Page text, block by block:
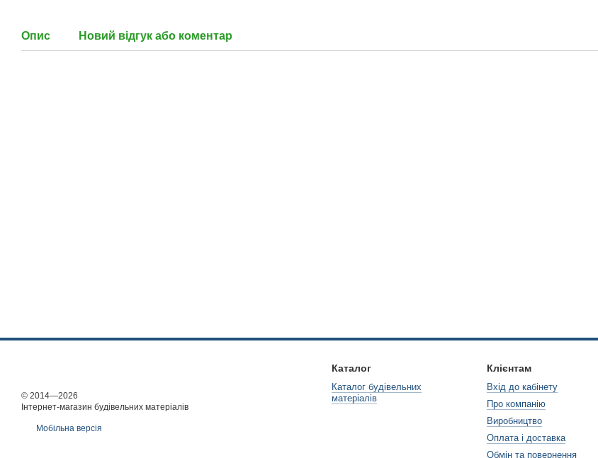
Опис Новий відгук або коментар
© 2014—2026
Інтернет-магазин будівельних матеріалів
Мобільна версія
Каталог
Каталог будівельних
матеріалів
Клієнтам
Вхід до кабінету
Про компанію
Виробництво
Оплата і доставка
Обмін та повернення